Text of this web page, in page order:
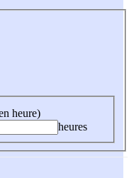
heure)
heures